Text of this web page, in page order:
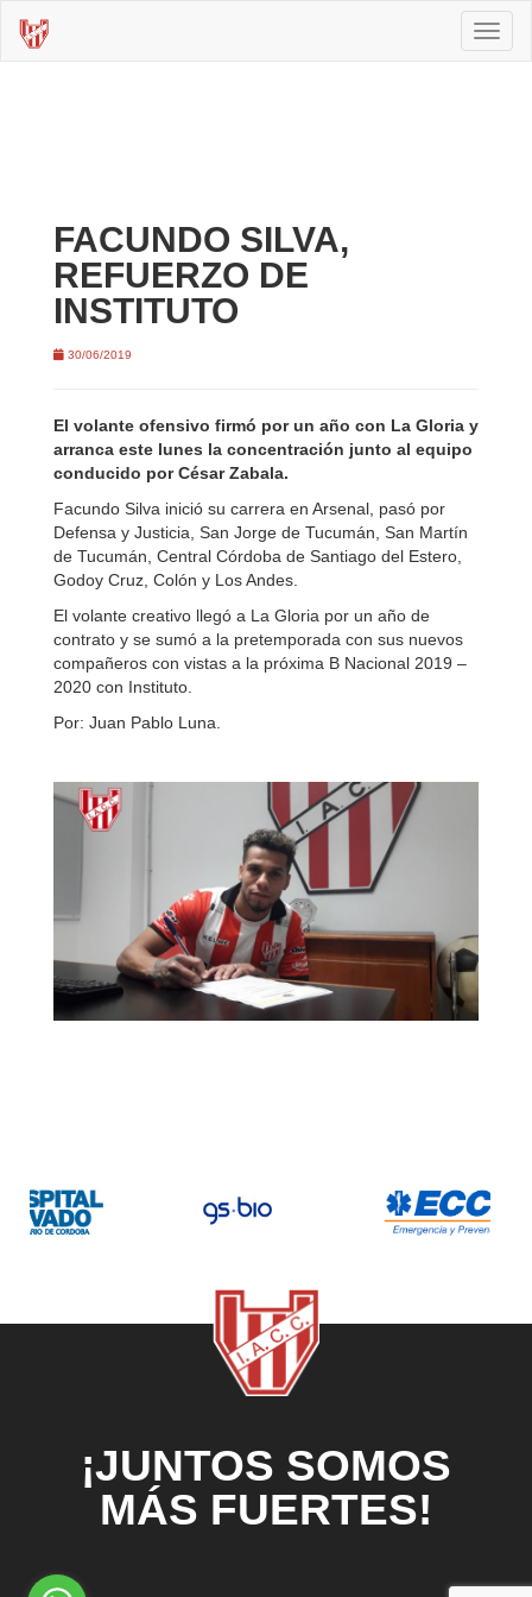
FACUNDO SILVA,
REFUERZO DE
INSTITUTO
30/06/2019
El volante ofensivo firmó por un año con La Gloria y
arranca este lunes la concentración junto al equipo
conducido por César Zabala.
Facundo Silva inició su carrera en Arsenal, pasó por
Defensa y Justicia, San Jorge de Tucumán, San Martín
de Tucumán, Central Córdoba de Santiago del Estero,
Godoy Cruz, Colón y Los Andes.
El volante creativo llegó a La Gloria por un año de
contrato y se sumó a la pretemporada con sus nuevos
compañeros con vistas a la próxima B Nacional 2019 –
2020 con Instituto.
Por: Juan Pablo Luna.
¡JUNTOS SOMOS
MÁS FUERTES!